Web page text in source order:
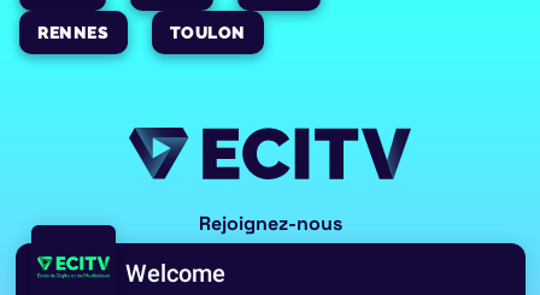
RENNES TOULON
Rejoignez-nous
Welcome